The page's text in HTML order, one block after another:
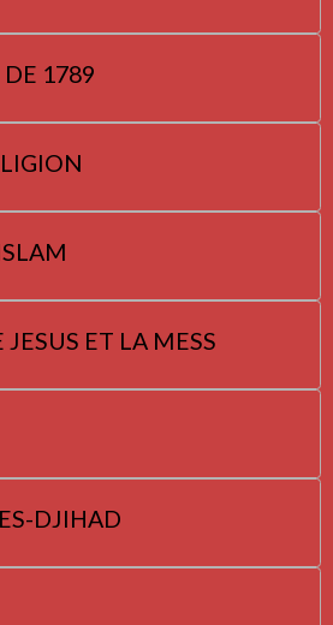
DE 1789
JESUS ET LA MESS
DJIHAD